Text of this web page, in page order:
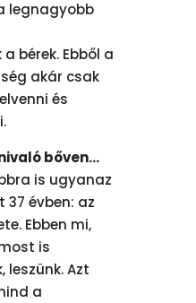
legnagyobb
bérek. Ebből a
akár csak
és
bőven…
is ugyanaz
37 évben: az
Ebben mi,
is
leszünk. Azt
a